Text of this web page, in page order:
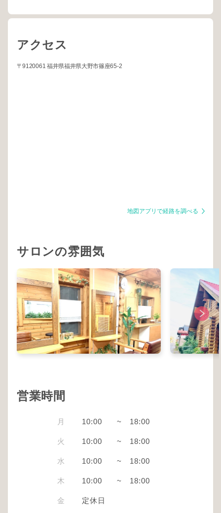
アクセス
〒9120061 福井県福井県大野市篠座65-2
地図アプリで経路を調べる
サロンの雰囲気
営業時間
月 10:00 ~ 18:00
火 10:00 ~ 18:00
水 10:00 ~ 18:00
木 10:00 ~ 18:00
金 定休日